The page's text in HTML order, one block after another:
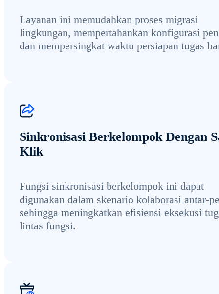
Layanan ini memudahkan proses migrasi
lingkungan, mempertahankan konfigurasi
dan mempersingkat waktu persiapan tugas
Sinkronisasi Berkelompok Dengan
Klik
Fungsi sinkronisasi berkelompok ini dapat
digunakan dalam skenario kolaborasi antar-
sehingga meningkatkan efisiensi eksekusi
lintas fungsi.